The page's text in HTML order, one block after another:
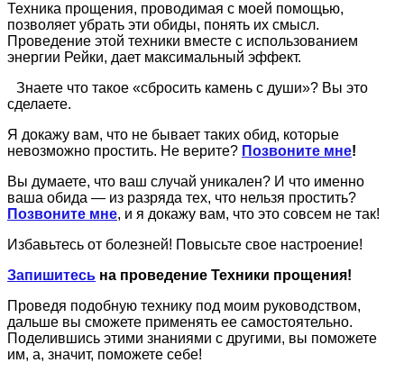
Техника прощения, проводимая с моей помощью,
позволяет убрать эти обиды, понять их смысл.
Проведение этой техники вместе с использованием
энергии Рейки, дает максимальный эффект.
Знаете что такое «сбросить камень с души»? Вы это
сделаете.
Я докажу вам, что не бывает таких обид, которые
невозможно простить. Не верите? Позвоните мне!
Вы думаете, что ваш случай уникален? И что именно
ваша обида — из разряда тех, что нельзя простить?
Позвоните мне, и я докажу вам, что это совсем не так!
Избавьтесь от болезней! Повысьте свое настроение!
Запишитесь на проведение Техники прощения!
Проведя подобную технику под моим руководством,
дальше вы сможете применять ее самостоятельно.
Поделившись этими знаниями с другими, вы поможете
им, а, значит, поможете себе!